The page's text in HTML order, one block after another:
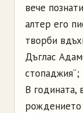
вече
алтер его
творби
Дъглас
стопаджия“;
В годината,
рождението